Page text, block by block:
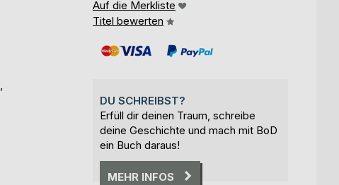
Auf die Merkliste
Titel bewerten
DU SCHREIBST?
Erfüll dir deinen Traum, schreibe
deine Geschichte und mach mit BoD
ein Buch daraus!
MEHR INFOS